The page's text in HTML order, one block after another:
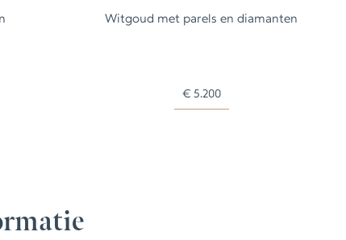
Witgoud met parels en diamanten
€ 5.200